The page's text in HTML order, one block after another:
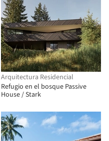
Arquitectura Residencial
Refugio en el bosque Passive
House / Stark